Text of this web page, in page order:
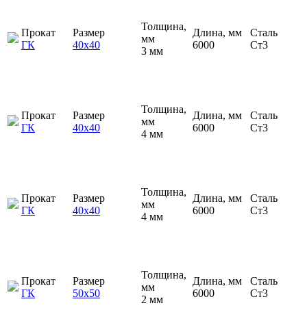
Прокат
ГК
Размер
40х40
Толщина,
мм
3 мм
Длина, мм
6000
Сталь
Ст3
Прокат
ГК
Размер
40х40
Толщина,
мм
4 мм
Длина, мм
6000
Сталь
Ст3
Прокат
ГК
Размер
40х40
Толщина,
мм
4 мм
Длина, мм
6000
Сталь
Ст3
Прокат
ГК
Размер
50х50
Толщина,
мм
2 мм
Длина, мм
6000
Сталь
Ст3